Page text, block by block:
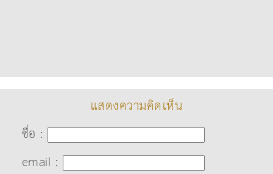
แสดงความคิดเห็น
ชื่อ :
email :